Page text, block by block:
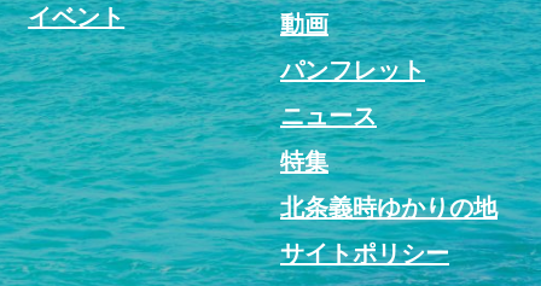
イベント
動画
パンフレット
ニュース
特集
北条義時ゆかりの地
サイトポリシー